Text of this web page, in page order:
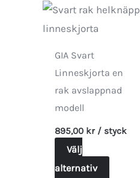
GIA Svart
Linneskjorta en
rak avslappnad
modell
895,00 kr/ styck
Välj
alternativ